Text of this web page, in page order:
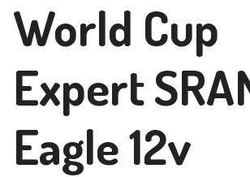
World Cup
Expert
Eagle 12v